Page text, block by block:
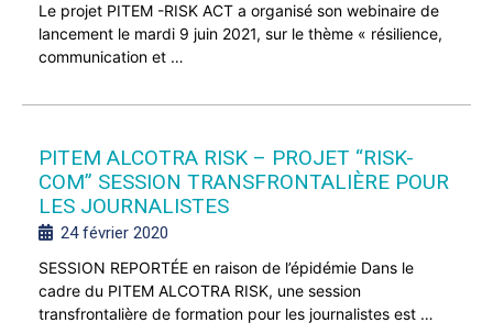
Le projet PITEM -RISK ACT a organisé son webinaire de
lancement le mardi 9 juin 2021, sur le thème « résilience,
communication et …
PITEM ALCOTRA RISK – PROJET “RISK-
COM” SESSION TRANSFRONTALIÈRE POUR
LES JOURNALISTES
24 février 2020
SESSION REPORTÉE en raison de l’épidémie Dans le
cadre du PITEM ALCOTRA RISK, une session
transfrontalière de formation pour les journalistes est …